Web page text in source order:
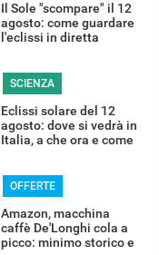
Il Sole "scompare" il 12
agosto: come guardare
l'eclissi in diretta
SCIENZA
Eclissi solare del 12
agosto: dove si vedrà in
Italia, a che ora e come
OFFERTE
Amazon, macchina
caffè De'Longhi cola a
picco: minimo storico e